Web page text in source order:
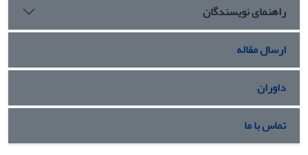
راهنمای نویسندگان
ارسال مقاله
داوران
تماس با ما